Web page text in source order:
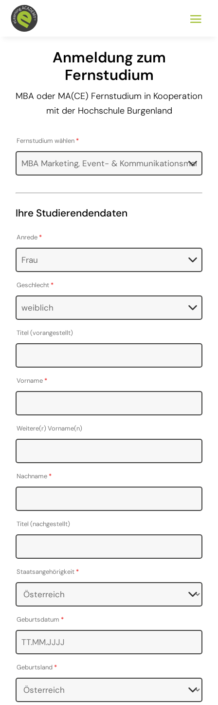
Anmeldung zum
Fernstudium
MBA oder MA(CE) Fernstudium in Kooperation
mit der Hochschule Burgenland
Fernstudium wählen *
Ihre Studierendendaten
Anrede *
Geschlecht *
Titel (vorangestellt)
Vorname *
Weitere(r) Vorname(n)
Nachname *
Titel (nachgestellt)
Staatsangehörigkeit *
Geburtsdatum *
Geburtsland *